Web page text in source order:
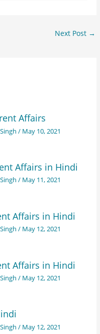
Next Post →
Affairs
/ May 10, 2021
Affairs in Hindi
/ May 11, 2021
Affairs in Hindi
/ May 12, 2021
Affairs in Hindi
/ May 12, 2021
/ May 12, 2021